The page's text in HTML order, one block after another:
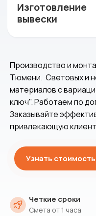
Изготовление
вывески
Производство и
Тюмени. Световых и
материалов с
ключ". Работаем по
Заказывайте
привлекающую
Узнать стоимость
Четкие сроки
Смета от 1 часа